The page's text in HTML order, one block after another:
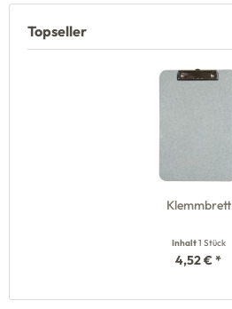
Topseller
Klemmbrett
Inhalt1 Stück
4,52 € *